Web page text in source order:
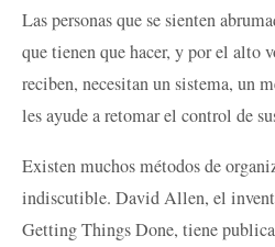
Las personas que se sienten
que tienen que hacer, y por el alto
reciben, necesitan un sistema, un
les ayude a retomar el control de
Existen muchos métodos de
indiscutible. David Allen, el
Getting Things Done, tiene